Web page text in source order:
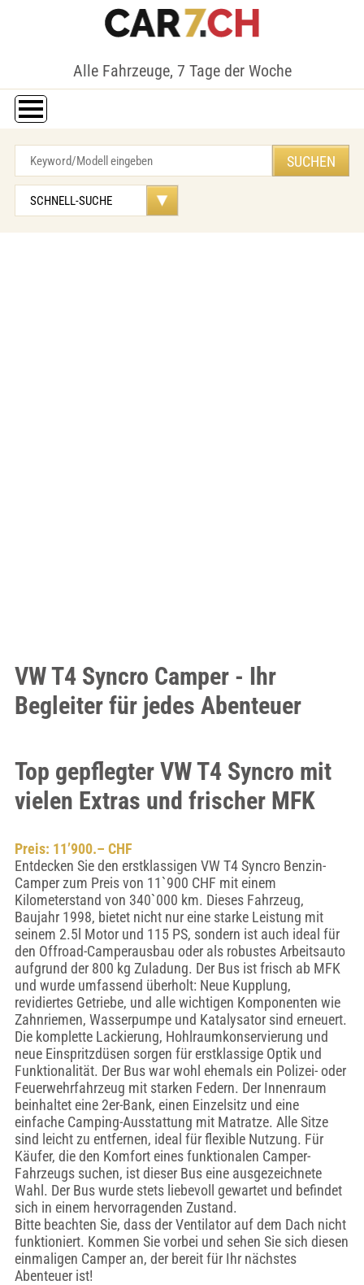
Alle Fahrzeuge, 7 Tage der Woche
VW T4 Syncro Camper - Ihr
Begleiter für jedes Abenteuer
Top gepflegter VW T4 Syncro mit
vielen Extras und frischer MFK
Preis: 11’900.– CHF
Entdecken Sie den erstklassigen VW T4 Syncro Benzin-
Camper zum Preis von 11`900 CHF mit einem
Kilometerstand von 340`000 km. Dieses Fahrzeug,
Baujahr 1998, bietet nicht nur eine starke Leistung mit
seinem 2.5l Motor und 115 PS, sondern ist auch ideal für
den Offroad-Camperausbau oder als robustes Arbeitsauto
aufgrund der 800 kg Zuladung. Der Bus ist frisch ab MFK
und wurde umfassend überholt: Neue Kupplung,
revidiertes Getriebe, und alle wichtigen Komponenten wie
Zahnriemen, Wasserpumpe und Katalysator sind erneuert.
Die komplette Lackierung, Hohlraumkonservierung und
neue Einspritzdüsen sorgen für erstklassige Optik und
Funktionalität. Der Bus war wohl ehemals ein Polizei- oder
Feuerwehrfahrzeug mit starken Federn. Der Innenraum
beinhaltet eine 2er-Bank, einen Einzelsitz und eine
einfache Camping-Ausstattung mit Matratze. Alle Sitze
sind leicht zu entfernen, ideal für flexible Nutzung. Für
Käufer, die den Komfort eines funktionalen Camper-
Fahrzeugs suchen, ist dieser Bus eine ausgezeichnete
Wahl. Der Bus wurde stets liebevoll gewartet und befindet
sich in einem hervorragenden Zustand.
Bitte beachten Sie, dass der Ventilator auf dem Dach nicht
funktioniert. Kommen Sie vorbei und sehen Sie sich diesen
einmaligen Camper an, der bereit für Ihr nächstes
Abenteuer ist!